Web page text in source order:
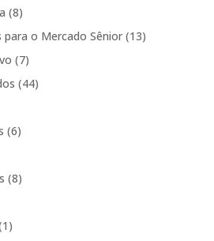
(8)
o Mercado Sênior(13)
(7)
(44)
(6)
(8)